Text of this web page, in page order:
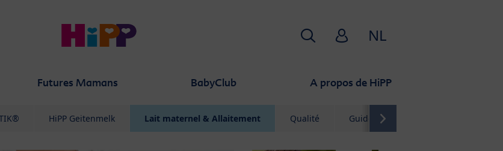
Futures Mamans BabyClub A propos de HiPP
RechercheHiPP Babyclub
NL
HiPP Geitenmelk Lait maternel & Allaitement Qualité Guide